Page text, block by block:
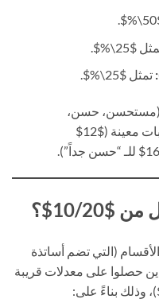
$25\%$.
تمثل $25\%$.
(مستحسن، حسن،
حسن جداً) يعتمد على تجاوز عتبات معينة ($12$
20$؟
(التي تضم أساتذة
حصلوا على معدلات قريبة